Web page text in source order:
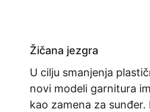
Žičana jezgra
U cilju smanjenja
novi modeli garnitura
kao zamena za